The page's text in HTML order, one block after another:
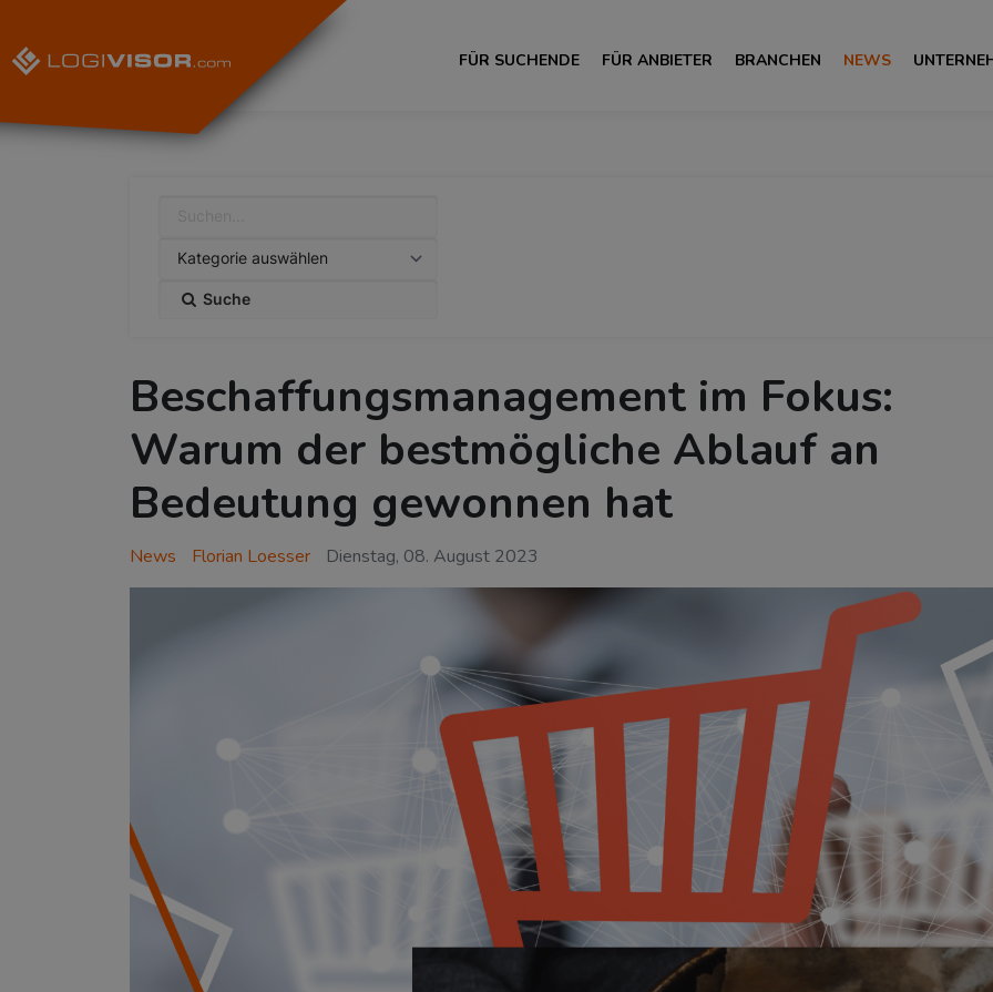
FÜR SUCHENDE FÜR ANBIETER BRANCHEN NEWS
Suche
Beschaffungsmanagement im Fokus:
Warum der bestmögliche Ablauf an
Bedeutung gewonnen hat
News Florian Loesser Dienstag, 08. August 2023